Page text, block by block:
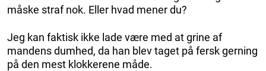
måske straf nok. Eller hvad mener du?
Jeg kan faktisk ikke lade være med at grine af
mandens dumhed, da han blev taget på fersk gerning
på den mest klokkerene måde.